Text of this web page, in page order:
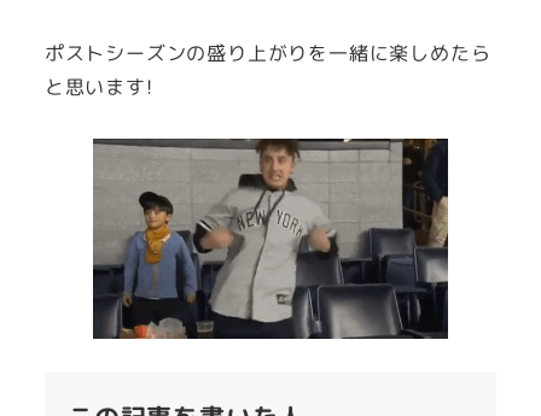
ポストシーズンの盛り上がりを一緒に楽しめたら
と思います!